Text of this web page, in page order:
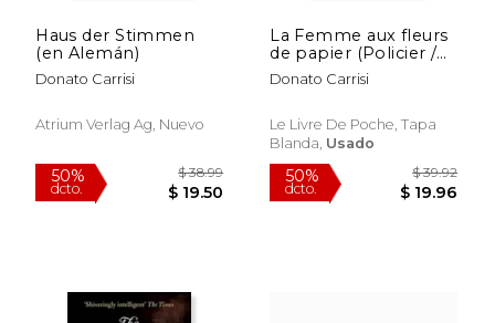
Haus der Stimmen
(en Alemán)
Donato Carrisi
Atrium Verlag Ag, Nuevo
La Femme aux fleurs
de papier (Policier /
Thriller)
Donato Carrisi
Le Livre De Poche, Tapa
Blanda, Usado